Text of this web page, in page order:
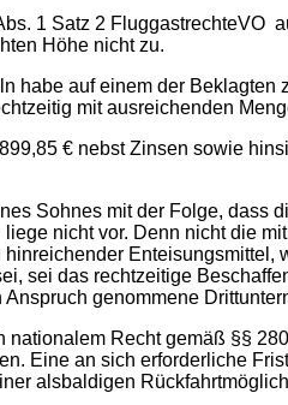
1 Satz 2 FluggastrechteVO
Höhe nicht zu.
habe auf einem der Beklagten
mit ausreichenden
€ nebst Zinsen sowie
Sohnes mit der Folge, dass
nicht vor. Denn nicht die
Enteisungsmittel,
sei das rechtzeitige
genommene
Recht gemäß §§
Eine an sich erforderliche
alsbaldigen